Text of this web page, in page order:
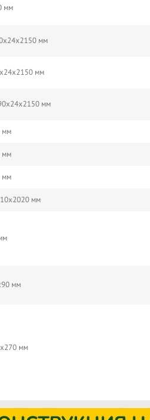
мм
мм
мм
мм
мм
мм
мм
мм
мм
мм